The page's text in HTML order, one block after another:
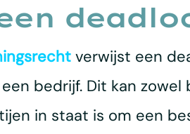
verwijst een
bedrijf. Dit kan
in staat is om een